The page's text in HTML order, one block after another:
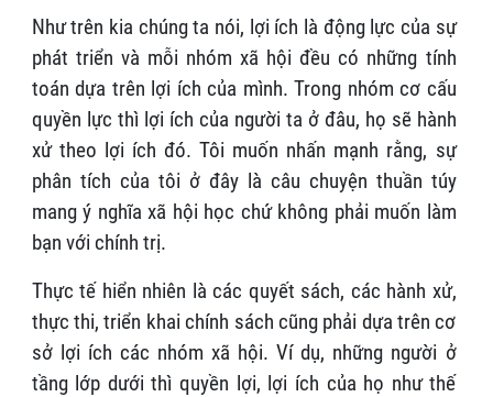
Như trên kia chúng ta nói, lợi ích là động lực của sự
phát triển và mỗi nhóm xã hội đều có những tính
toán dựa trên lợi ích của mình. Trong nhóm cơ cấu
quyền lực thì lợi ích của người ta ở đâu, họ sẽ hành
xử theo lợi ích đó. Tôi muốn nhấn mạnh rằng, sự
phân tích của tôi ở đây là câu chuyện thuần túy
mang ý nghĩa xã hội học chứ không phải muốn làm
bạn với chính trị.
Thực tế hiển nhiên là các quyết sách, các hành xử,
thực thi, triển khai chính sách cũng phải dựa trên cơ
sở lợi ích các nhóm xã hội. Ví dụ, những người ở
tầng lớp dưới thì quyền lợi, lợi ích của họ như thế